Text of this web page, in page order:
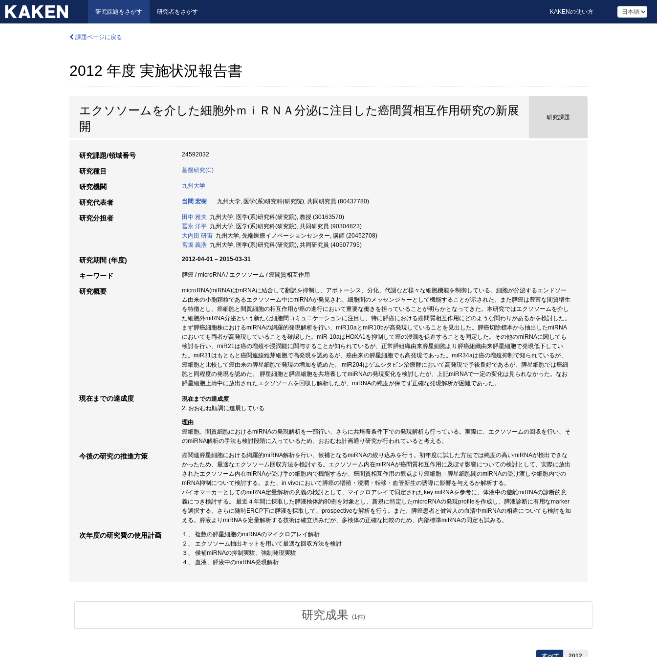
研究課題をさがす 研究者をさがす KAKENの使い方
課題ページに戻る
2012 年度 実施状況報告書
エクソソームを介した細胞外ｍｉＲＮＡ分泌に注目した癌間質相互作用研究の新展
開
研究課題
研究課題/領域番号 24592032
研究種目 基盤研究(C)
研究機関 九州大学
研究代表者 当間 宏樹 九州大学, 医学(系)研究科(研究院), 共同研究員 (80437780)
研究分担者 田中 雅夫 九州大学, 医学(系)研究科(研究院), 教授 (30163570)
冨永 洋平 九州大学, 医学(系)研究科(研究院), 共同研究員 (90304823)
大内田 研宙 九州大学, 先端医療イノベーションセンター, 講師 (20452708)
宮坂 義浩 九州大学, 医学(系)研究科(研究院), 共同研究員 (40507795)
研究期間 (年度) 2012-04-01 – 2015-03-31
キーワード 膵癌 / microRNA / エクソソーム / 癌間質相互作用
研究概要
microRNA(miRNA)はmRNAに結合して翻訳を抑制し、アポトーシス、分化、代謝など様々な細胞機能を制御している。細胞が分泌するエンドソー
ム由来の小胞顆粒であるエクソソーム中にmiRNAが発見され、細胞間のメッセンジャーとして機能することが示された。また膵癌は豊富な間質増生
を特徴とし、癌細胞と間質細胞の相互作用が癌の進行において重要な働きを担っていることが明らかとなってきた。本研究ではエクソソームを介し
た細胞外miRNA分泌という新たな細胞間コミュニケーションに注目し、特に膵癌における癌間質相互作用にどのような関わりがあるかを検討した。
まず膵癌細胞株におけるmiRNAの網羅的発現解析を行い、miR10aとmiR10bが高発現していることを見出した。膵癌切除標本から抽出したmiRNA
においても両者が高発現していることを確認した。miR-10aはHOXA1を抑制して癌の浸潤を促進することを同定した。その他のmiRNAに関しても
検討を行い、miR21は癌の増殖や浸潤能に関与することが知られているが、正常膵組織由来膵星細胞より膵癌組織由来膵星細胞で発現低下してい
た。miR31はもともと癌関連線維芽細胞で高発現を認めるが、癌由来の膵星細胞でも高発現であった。miR34aは癌の増殖抑制で知られているが、
癌細胞と比較して癌由来の膵星細胞で発現の増加を認めた。 miR204はゲムシタビン治療群において高発現で予後良好であるが、膵星細胞では癌細
胞と同程度の発現を認めた。 膵星細胞と膵癌細胞を共培養してmiRNAの発現変化を検討したが、上記miRNAで一定の変化は見られなかった。なお
膵星細胞上清中に放出されたエクソソームを回収し解析したが、miRNAの純度が保てず正確な発現解析が困難であった。
現在までの達成度
現在までの達成度
2: おおむね順調に進展している
理由
癌細胞、間質細胞におけるmiRNAの発現解析を一部行い、さらに共培養条件下での発現解析も行っている。実際に、エクソソームの回収を行い、そ
のmiRNA解析の手法も検討段階に入っているため、おおむね計画通り研究が行われていると考える。
今後の研究の推進方策
癌関連膵星細胞における網羅的miRNA解析を行い、候補となるmiRNAの絞り込みを行う。初年度に試した方法では純度の高いmiRNAが検出できな
かったため、最適なエクソソーム回収方法を検討する。エクソソーム内在miRNAが癌間質相互作用に及ぼす影響についての検討として、実際に放出
されたエクソソーム内在miRNAが受け手の細胞内で機能するか、癌間質相互作用の観点より癌細胞－膵星細胞間のmiRNAの受け渡しや細胞内での
mRNA抑制について検討する。また、in vivoにおいて膵癌の増殖・浸潤・転移・血管新生の誘導に影響を与えるか解析する。
バイオマーカーとしてのmiRNA定量解析の意義の検討として、マイクロアレイで同定されたkey miRNAを参考に、体液中の遊離miRNAの診断的意
義につき検討する。 最近４年間に採取した膵液検体約80例を対象とし、新規に特定したmicroRNAの発現profileを作成し、膵液診断に有用なmarker
を選択する。さらに随時ERCP下に膵液を採取して、prospectiveな解析を行う。また、膵癌患者と健常人の血清中miRNAの相違についても検討を加
える。膵液よりmiRNAを定量解析する技術は確立済みだが、多検体の正確な比較のため、内部標準miRNAの同定も試みる。
次年度の研究費の使用計画
１、 複数の膵星細胞のmiRNAのマイクロアレイ解析
２、 エクソソーム抽出キットを用いて最適な回収方法を検討
３、 候補miRNAの抑制実験、強制発現実験
４、 血液、膵液中のmiRNA発現解析
研究成果 (1件)